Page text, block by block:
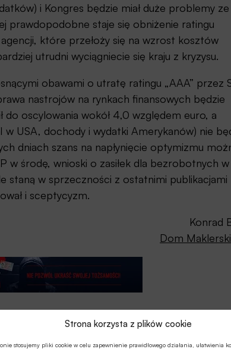
Strona korzysta z plików cookie
stosujemy pliki cookie w celu zapewnienie prawidłowego działania, ułatwienia
i Kongres będzie miał duże problemy ze
prawdopodobne staje się obniżenie ratingu
które przełoży się na wzrost kosztów
utrudni wyciągniecie się kraju z kryzysu.
obawami o utratę ratingu „AAA” przez
nastrojów na rynkach finansowych będzie
oscylowania wokół 4,0 względem euro, a
w USA, dochody i wydatki Amerykanów) nie
dniach szans na napłynięcie optymizmu
w środę, wnioski o zasiłek dla bezrobotnych w
staną w sprzeczności z ostatnimi publikacjami
i sceptycyzm.
Konrad
Dom